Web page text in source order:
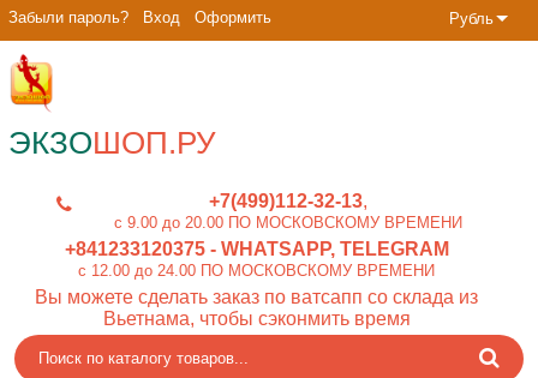
Рубль
Забыли пароль? Вход Оформить
ЭКЗОШОП.РУ
+7(499)112-32-13
c 9.00 до 20.00 ПО МОСКОВСКОМУ ВРЕМЕНИ
+841233120375- WHATSAPP, TELEGRAM
c 12.00 до 24.00 ПО МОСКОВСКОМУ ВРЕМЕНИ
Вы можете сделать заказ по ватсапп со склада из
Вьетнама, чтобы сэконмить время